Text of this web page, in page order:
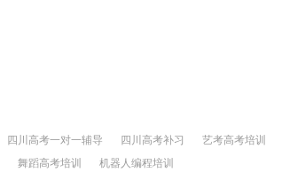
四川高考一对一辅导 四川高考补习 艺考高考培训
舞蹈高考培训 机器人编程培训